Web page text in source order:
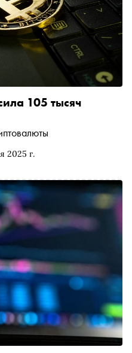
2025 г.
105 тысяч